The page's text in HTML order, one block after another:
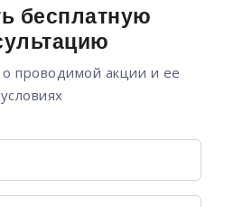
бесплатную
проводимой акции и ее
условиях